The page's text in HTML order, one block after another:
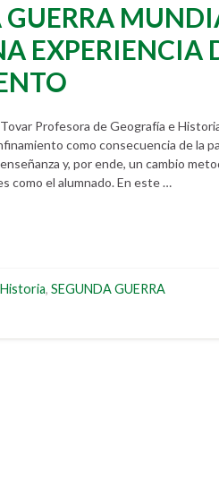
GUERRA
EXPERIENCIA
Profesora de Geografía e
como consecuencia de la
y, por ende, un cambio
como el alumnado. En este …
Historia, SEGUNDA GUERRA